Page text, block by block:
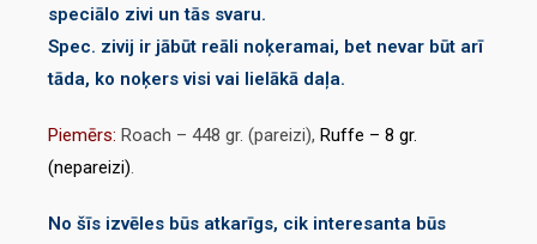
speciālo zivi un tās svaru.
Spec. zivij ir jābūt reāli noķeramai, bet nevar būt arī
tāda, ko noķers visi vai lielākā daļa.
Piemērs: Roach – 448 gr. (pareizi), Ruffe – 8 gr.
(nepareizi).
No šīs izvēles būs atkarīgs, cik interesanta būs